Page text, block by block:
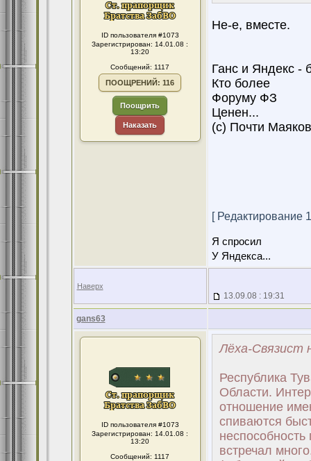
ID пользователя #1073
Зарегистрирован: 14.01.08 :
13:20
Сообщений: 1117
ПООЩРЕНИЙ: 116
Поощрить
Наказать
Не-е, вместе.
Ганс и Яндекс -
Кто более
Форуму ФЗ
Ценен...
(с) Почти
[ Редактирование
Я спросил
У Яндекса...
Наверх
13.09.08 : 19:31
gans63
ID пользователя #1073
Зарегистрирован: 14.01.08 :
13:20
Сообщений: 1117
Лёха-Связист
Республика
Области.
отношение
спиваются
встречал